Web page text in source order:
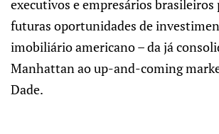
executivos e empresários brasileiros
futuras oportunidades de
imobiliário americano – da já
Manhattan ao up-and-coming
Dade.